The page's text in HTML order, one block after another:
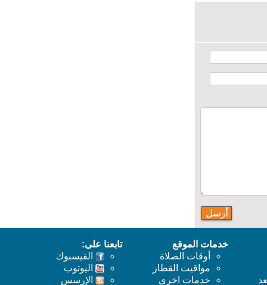
خدمات الموقع
أوقات الصلاة
مواقيت القطار
خدمات اخرى
تابعنا على:
الفيسبوك
اليوتوب
اﻹرسس